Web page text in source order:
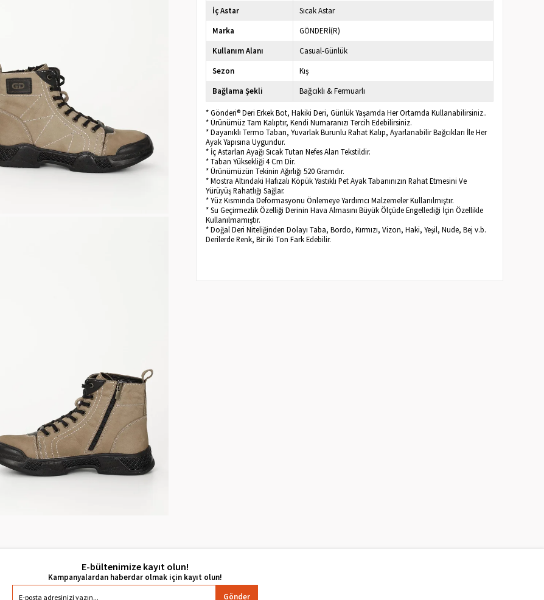
İç Astar
Sıcak Astar
Marka
GÖNDERİ(R)
Kullanım Alanı
Casual-Günlük
Sezon
Kış
Bağlama Şekli
Bağcıklı & Fermuarlı
* Gönderi® Deri Erkek Bot, Hakiki Deri, Günlük Yaşamda Her Ortamda Kullanabilirsiniz..
* Ürünümüz Tam Kalıptır, Kendi Numaranızı Tercih Edebilirsiniz.
* Dayanıklı Termo Taban, Yuvarlak Burunlu Rahat Kalıp, Ayarlanabilir Bağcıkları İle Her
Ayak Yapısına Uygundur.
* İç Astarları Ayağı Sıcak Tutan Nefes Alan Tekstildir.
* Taban Yüksekliği 4 Cm Dir.
* Ürünümüzün Tekinin Ağırlığı 520 Gramdır.
* Mostra Altındaki Hafızalı Köpük Yastıklı Pet Ayak Tabanınızın Rahat Etmesini Ve
Yürüyüş Rahatlığı Sağlar.
* Yüz Kısmında Deformasyonu Önlemeye Yardımcı Malzemeler Kullanılmıştır.
* Su Geçirmezlik Özelliği Derinin Hava Almasını Büyük Ölçüde Engellediği İçin Özellikle
Kullanılmamıştır.
* Doğal Deri Niteliğinden Dolayı Taba, Bordo, Kırmızı, Vizon, Haki, Yeşil, Nude, Bej v.b.
Derilerde Renk, Bir iki Ton Fark Edebilir.
E-bültenimize kayıt olun!
Gönder